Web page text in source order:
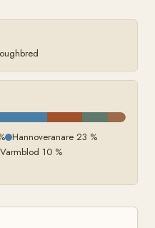
Hannoveranare 23 %
10 %